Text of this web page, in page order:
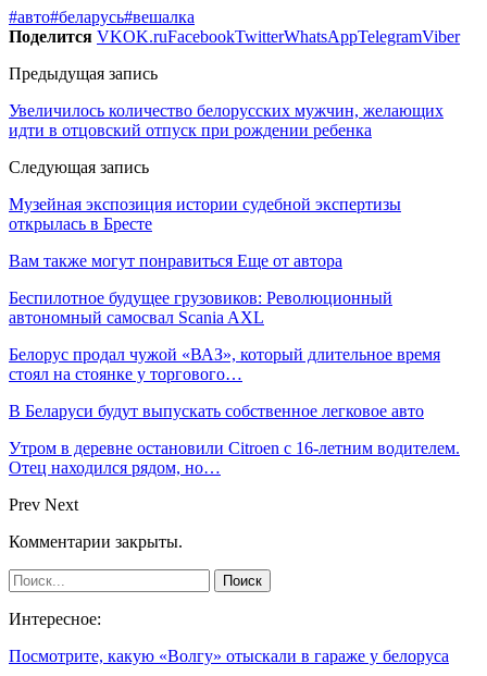
#авто#беларусь#вешалка
Поделится VKOK.ruFacebookTwitterWhatsAppTelegramViber
Предыдущая запись
Увеличилось количество белорусских мужчин, желающих
идти в отцовский отпуск при рождении ребенка
Следующая запись
Музейная экспозиция истории судебной экспертизы
открылась в Бресте
Вам также могут понравиться Еще от автора
Беспилотное будущее грузовиков: Революционный
автономный самосвал Scania AXL
Белорус продал чужой «ВАЗ», который длительное время
стоял на стоянке у торгового…
В Беларуси будут выпускать собственное легковое авто
Утром в деревне остановили Citroen с 16-летним водителем.
Отец находился рядом, но…
Prev Next
Комментарии закрыты.
Интересное:
Посмотрите, какую «Волгу» отыскали в гараже у белоруса